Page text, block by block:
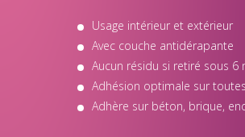
Usage intérieur et extérieur
Avec couche antidérapante
Aucun résidu si retiré sous 6
Adhésion optimale sur
Adhère sur béton, brique,